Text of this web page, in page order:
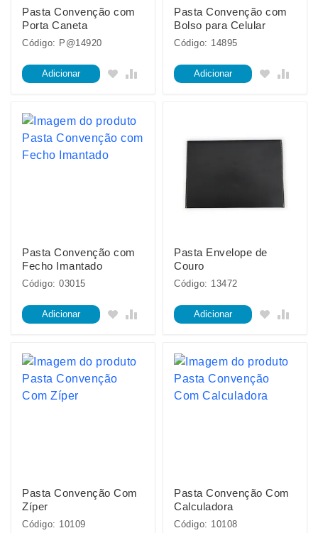
Pasta Convenção com
Porta Caneta
Código: P@14920
Adicionar
Pasta Convenção com
Bolso para Celular
Código: 14895
Adicionar
Pasta Convenção com
Fecho Imantado
Código: 03015
Adicionar
Pasta Envelope de
Couro
Código: 13472
Adicionar
Pasta Convenção Com
Zíper
Código: 10109
Pasta Convenção Com
Calculadora
Código: 10108